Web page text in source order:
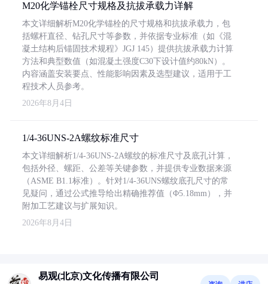
M20化学锚栓尺寸规格及抗拔承载力详解
本文详细解析M20化学锚栓的尺寸规格和抗拔承载力，包
括螺杆直径、钻孔尺寸等参数，并依据专业标准（如《混
凝土结构后锚固技术规程》JGJ 145）提供抗拔承载力计算
方法和典型数值（如混凝土强度C30下设计值约80kN）。
内容涵盖安装要点、性能影响因素及选型建议，适用于工
程技术人员参考。
2026年8月4日
1/4-36UNS-2A螺纹标准尺寸
本文详细解析1/4-36UNS-2A螺纹的标准尺寸及底孔计算，
包括外径、螺距、公差等关键参数，并提供专业数据来源
（ASME B1.1标准）。针对1/4-36UNS螺纹底孔尺寸的常
见疑问，通过公式推导给出精确推荐值（Φ5.18mm），并
附加工艺建议与扩展知识。
2026年8月4日
易观(北京)文化传播有限公司